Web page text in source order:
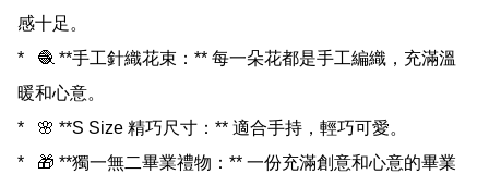
感十足。
*   🧶 **手工針織花束：** 每一朵花都是手工編織，充滿溫
暖和心意。
*   🌸 **S Size 精巧尺寸：** 適合手持，輕巧可愛。
*   🎁 **獨一無二畢業禮物：** 一份充滿創意和心意的畢業